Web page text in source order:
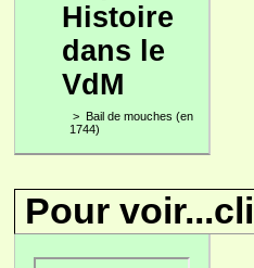
Histoire
dans le
VdM
> Bail de mouches (en
1744)
Pour